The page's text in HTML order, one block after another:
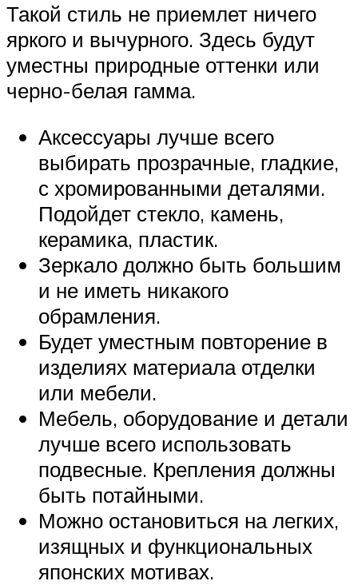
Такой стиль не приемлет ничего
яркого и вычурного. Здесь будут
уместны природные оттенки или
черно-белая гамма.
Аксессуары лучше всего
выбирать прозрачные, гладкие,
с хромированными деталями.
Подойдет стекло, камень,
керамика, пластик.
Зеркало должно быть большим
и не иметь никакого
обрамления.
Будет уместным повторение в
изделиях материала отделки
или мебели.
Мебель, оборудование и детали
лучше всего использовать
подвесные. Крепления должны
быть потайными.
Можно остановиться на легких,
изящных и функциональных
японских мотивах.